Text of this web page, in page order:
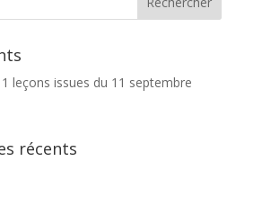
leçons issues du 11 septembre
récents